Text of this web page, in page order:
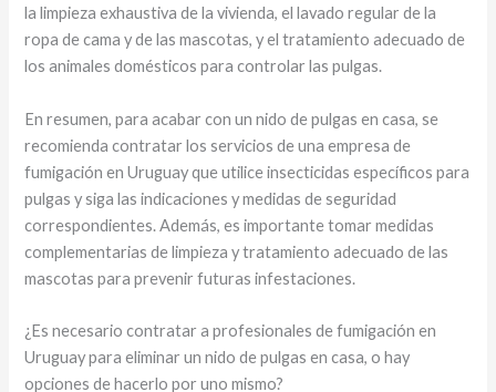
la limpieza exhaustiva de la vivienda, el lavado regular de la
ropa de cama y de las mascotas, y el tratamiento adecuado de
los animales domésticos para controlar las pulgas.
En resumen, para acabar con un nido de pulgas en casa, se
recomienda contratar los servicios de una empresa de
fumigación en Uruguay que utilice insecticidas específicos para
pulgas y siga las indicaciones y medidas de seguridad
correspondientes. Además, es importante tomar medidas
complementarias de limpieza y tratamiento adecuado de las
mascotas para prevenir futuras infestaciones.
¿Es necesario contratar a profesionales de fumigación en
Uruguay para eliminar un nido de pulgas en casa, o hay
opciones de hacerlo por uno mismo?